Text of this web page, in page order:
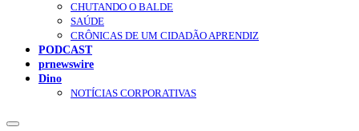
CHUTANDO O BALDE
SAÚDE
CRÔNICAS DE UM CIDADÃO APRENDIZ
PODCAST
prnewswire
Dino
NOTÍCIAS CORPORATIVAS